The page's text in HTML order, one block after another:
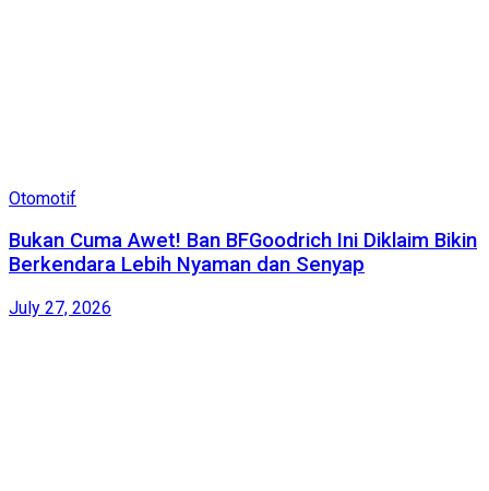
Otomotif
Bukan Cuma Awet! Ban BFGoodrich Ini Diklaim Bikin
Berkendara Lebih Nyaman dan Senyap
July 27, 2026